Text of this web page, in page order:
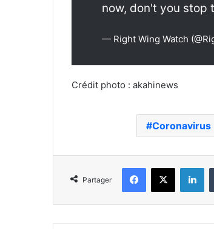
now, don't you stop
— Right Wing Watch
Crédit photo : akahinews
Coronavirus
Partager
Facebook
X